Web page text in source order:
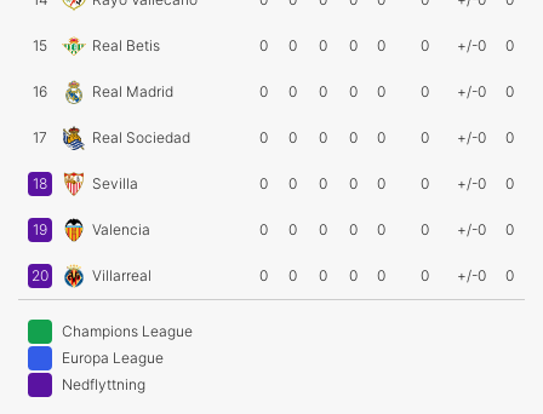
15 Real Betis 0 0 0 0 0 0 +/-0 0
16 Real Madrid 0 0 0 0 0 0 +/-0 0
17 Real Sociedad 0 0 0 0 0 0 +/-0 0
18 Sevilla 0 0 0 0 0 0 +/-0 0
19 Valencia 0 0 0 0 0 0 +/-0 0
20 Villarreal 0 0 0 0 0 0 +/-0 0
Champions League
Europa League
Nedflyttning